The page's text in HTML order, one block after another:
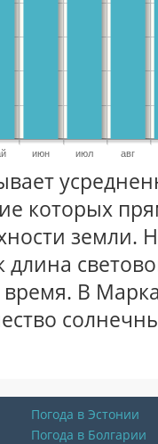
июн июл авг
которых
земли.
длина
В
Погода в Эстонии
Погода в Болгарии